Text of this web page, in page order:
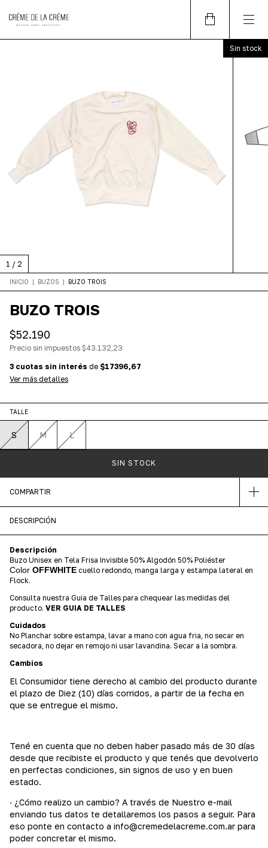
Sin stock
1 / 2
INICIO | BUZOS | BUZO TROIS
BUZO TROIS
$52.190
Precio sin impuestos $43.132,23
3 cuotas sin interés de $17396,67
Ver más detalles
TALLE
S M L
COMPARTIR
DESCRIPCIÓN
Descripción
Buzo Unisex en Tela Frisa Invisible 50% Algodón 50% Poliéster
Color OFFWHITE cuello redondo, manga larga y estampa lateral en
Flock.
Consulta nuestra Guia de Talles para chequear las medidas del
producto. VER GUIA DE TALLES
Cuidados
No Planchar sobre estampa, lavar a mano con agua fria, no secar en
secadora, no dejar en remojo ni usar lavandina. Secar a la sombra.
Cambios
El Consumidor tiene derecho al cambio del producto durante
el plazo de Diez (10) días corridos, a partir de la fecha en
que se entregue el mismo.
Tené en cuenta que no deben haber pasado más de 30 días
desde que recibiste el producto y que tenés que devolverlo
en perfectas condiciones, sin signos de uso y en buen
estado.
· ¿Cómo realizo un cambio? A través de Nuestro e-mail
enviando tus datos te detallaremos los pasos a seguir. Para
eso ponte en contacto a info@cremedelacreme.com.ar para
poder concretar el mismo.